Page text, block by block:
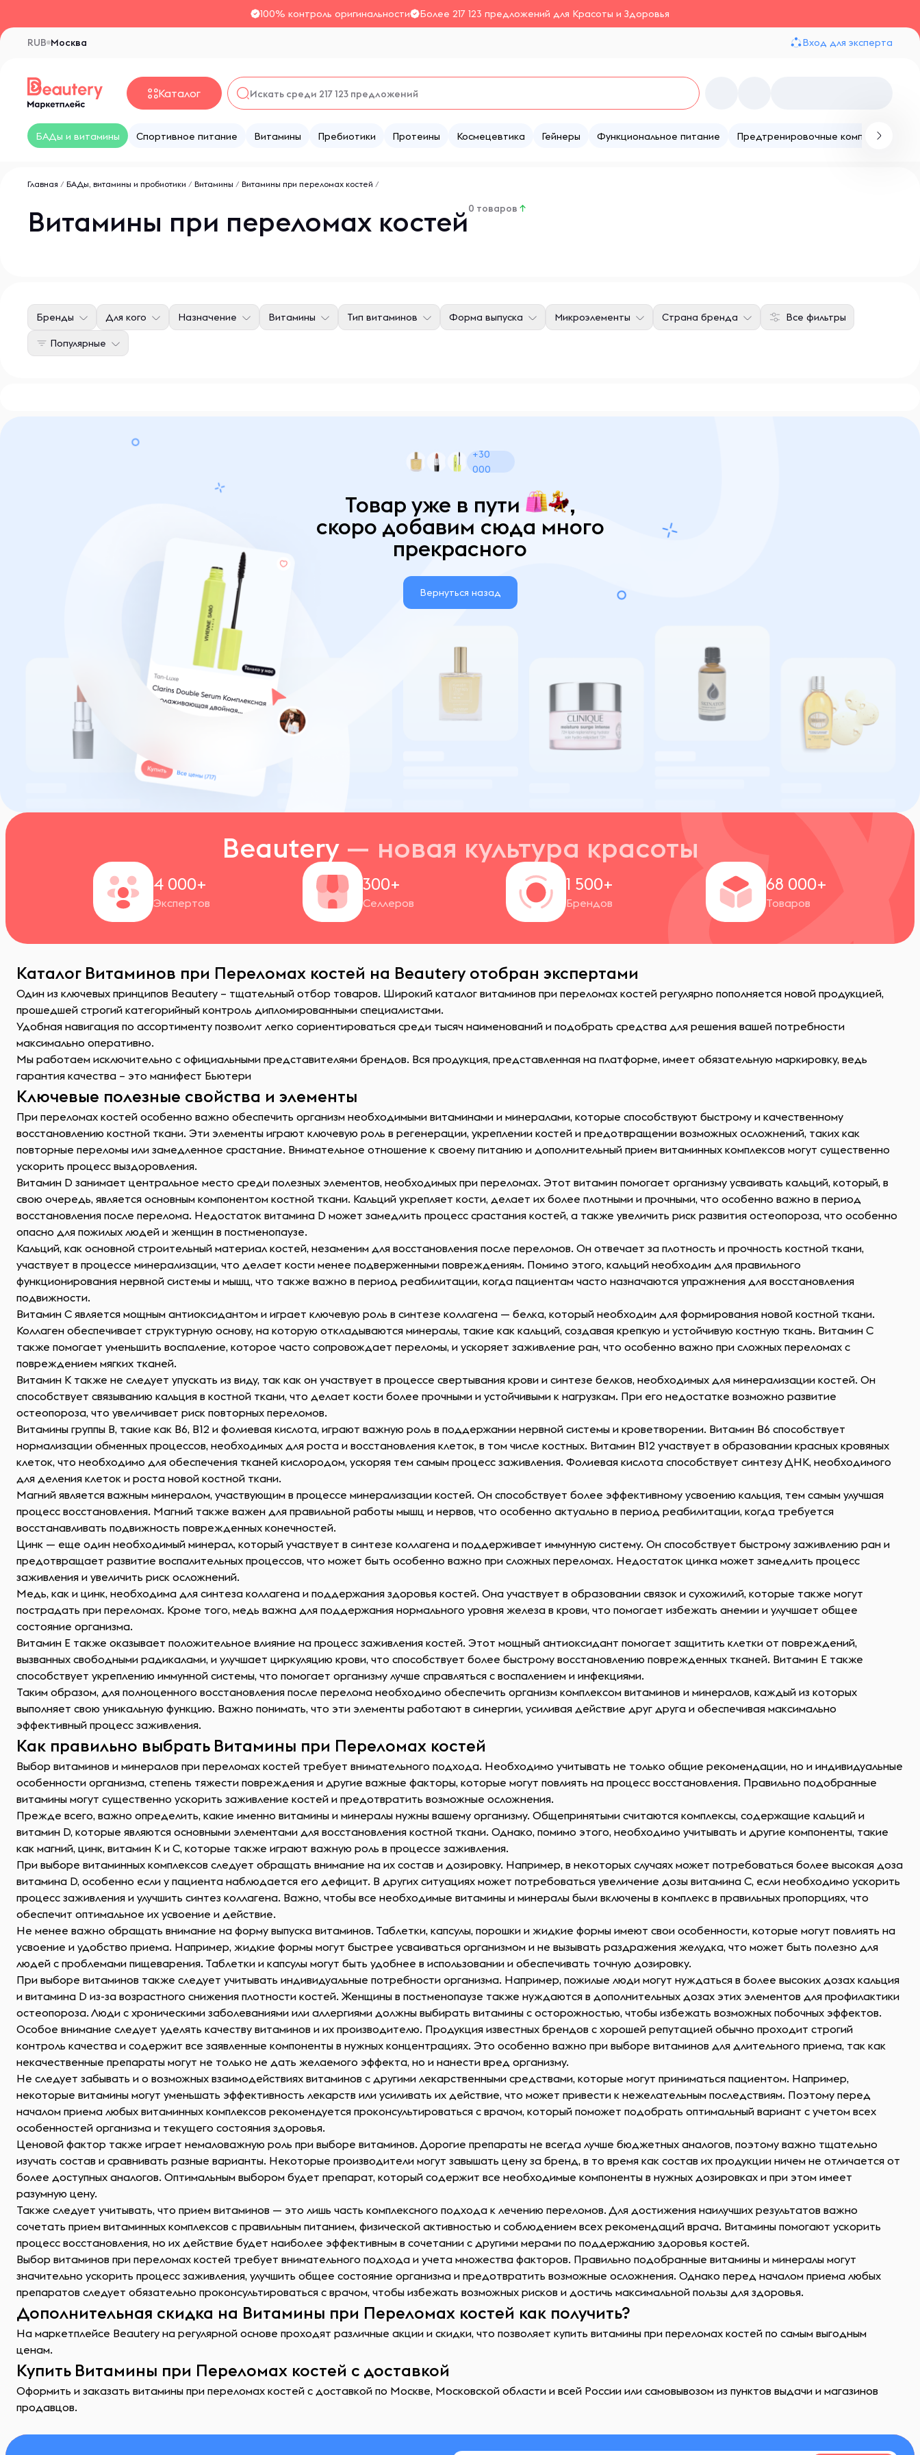
100% контроль оригинальности Более 217 123 предложений для Красоты и Здоровья
Москва
RUB Вход для эксперта
Каталог
БАДы и витамины Спортивное питание Витамины Пребиотики Протеины Космецевтика Гейнеры Функциональное питание Предтренировочные комплексы
Главная / БАДы, витамины и пробиотики / Витамины / Витамины при переломах костей /
Витамины при переломах костей0 товаров ↑
Все фильтры
Бренды Для кого Назначение Витамины Тип витаминов Форма выпуска Микроэлементы Страна бренда
Популярные
+30
000
Товар уже в пути ,
скоро добавим сюда много
прекрасного
Вернуться назад
Beautery — новая культура красоты
4 000+
Экспертов
300+
Селлеров
1 500+
Брендов
68 000+
Товаров
Каталог Витаминов при Переломах костей на Beautery отобран экспертами
Один из ключевых принципов Beautery – тщательный отбор товаров. Широкий каталог витаминов при переломах костей регулярно пополняется новой продукцией,
прошедшей строгий категорийный контроль дипломированными специалистами.
Удобная навигация по ассортименту позволит легко сориентироваться среди тысяч наименований и подобрать средства для решения вашей потребности
максимально оперативно.
Мы работаем исключительно с официальными представителями брендов. Вся продукция, представленная на платформе, имеет обязательную маркировку, ведь
гарантия качества – это манифест Бьютери
Ключевые полезные свойства и элементы
При переломах костей особенно важно обеспечить организм необходимыми витаминами и минералами, которые способствуют быстрому и качественному
восстановлению костной ткани. Эти элементы играют ключевую роль в регенерации, укреплении костей и предотвращении возможных осложнений, таких как
повторные переломы или замедленное срастание. Внимательное отношение к своему питанию и дополнительный прием витаминных комплексов могут существенно
ускорить процесс выздоровления.
Витамин D занимает центральное место среди полезных элементов, необходимых при переломах. Этот витамин помогает организму усваивать кальций, который, в
свою очередь, является основным компонентом костной ткани. Кальций укрепляет кости, делает их более плотными и прочными, что особенно важно в период
восстановления после перелома. Недостаток витамина D может замедлить процесс срастания костей, а также увеличить риск развития остеопороза, что особенно
опасно для пожилых людей и женщин в постменопаузе.
Кальций, как основной строительный материал костей, незаменим для восстановления после переломов. Он отвечает за плотность и прочность костной ткани,
участвует в процессе минерализации, что делает кости менее подверженными повреждениям. Помимо этого, кальций необходим для правильного
функционирования нервной системы и мышц, что также важно в период реабилитации, когда пациентам часто назначаются упражнения для восстановления
подвижности.
Витамин C является мощным антиоксидантом и играет ключевую роль в синтезе коллагена — белка, который необходим для формирования новой костной ткани.
Коллаген обеспечивает структурную основу, на которую откладываются минералы, такие как кальций, создавая крепкую и устойчивую костную ткань. Витамин C
также помогает уменьшить воспаление, которое часто сопровождает переломы, и ускоряет заживление ран, что особенно важно при сложных переломах с
повреждением мягких тканей.
Витамин K также не следует упускать из виду, так как он участвует в процессе свертывания крови и синтезе белков, необходимых для минерализации костей. Он
способствует связыванию кальция в костной ткани, что делает кости более прочными и устойчивыми к нагрузкам. При его недостатке возможно развитие
остеопороза, что увеличивает риск повторных переломов.
Витамины группы B, такие как B6, B12 и фолиевая кислота, играют важную роль в поддержании нервной системы и кроветворении. Витамин B6 способствует
нормализации обменных процессов, необходимых для роста и восстановления клеток, в том числе костных. Витамин B12 участвует в образовании красных кровяных
клеток, что необходимо для обеспечения тканей кислородом, ускоряя тем самым процесс заживления. Фолиевая кислота способствует синтезу ДНК, необходимого
для деления клеток и роста новой костной ткани.
Магний является важным минералом, участвующим в процессе минерализации костей. Он способствует более эффективному усвоению кальция, тем самым улучшая
процесс восстановления. Магний также важен для правильной работы мышц и нервов, что особенно актуально в период реабилитации, когда требуется
восстанавливать подвижность поврежденных конечностей.
Цинк — еще один необходимый минерал, который участвует в синтезе коллагена и поддерживает иммунную систему. Он способствует быстрому заживлению ран и
предотвращает развитие воспалительных процессов, что может быть особенно важно при сложных переломах. Недостаток цинка может замедлить процесс
заживления и увеличить риск осложнений.
Медь, как и цинк, необходима для синтеза коллагена и поддержания здоровья костей. Она участвует в образовании связок и сухожилий, которые также могут
пострадать при переломах. Кроме того, медь важна для поддержания нормального уровня железа в крови, что помогает избежать анемии и улучшает общее
состояние организма.
Витамин E также оказывает положительное влияние на процесс заживления костей. Этот мощный антиоксидант помогает защитить клетки от повреждений,
вызванных свободными радикалами, и улучшает циркуляцию крови, что способствует более быстрому восстановлению поврежденных тканей. Витамин E также
способствует укреплению иммунной системы, что помогает организму лучше справляться с воспалением и инфекциями.
Таким образом, для полноценного восстановления после перелома необходимо обеспечить организм комплексом витаминов и минералов, каждый из которых
выполняет свою уникальную функцию. Важно понимать, что эти элементы работают в синергии, усиливая действие друг друга и обеспечивая максимально
эффективный процесс заживления.
Как правильно выбрать Витамины при Переломах костей
Выбор витаминов и минералов при переломах костей требует внимательного подхода. Необходимо учитывать не только общие рекомендации, но и индивидуальные
особенности организма, степень тяжести повреждения и другие важные факторы, которые могут повлиять на процесс восстановления. Правильно подобранные
витамины могут существенно ускорить заживление костей и предотвратить возможные осложнения.
Прежде всего, важно определить, какие именно витамины и минералы нужны вашему организму. Общепринятыми считаются комплексы, содержащие кальций и
витамин D, которые являются основными элементами для восстановления костной ткани. Однако, помимо этого, необходимо учитывать и другие компоненты, такие
как магний, цинк, витамин K и C, которые также играют важную роль в процессе заживления.
При выборе витаминных комплексов следует обращать внимание на их состав и дозировку. Например, в некоторых случаях может потребоваться более высокая доза
витамина D, особенно если у пациента наблюдается его дефицит. В других ситуациях может потребоваться увеличение дозы витамина C, если необходимо ускорить
процесс заживления и улучшить синтез коллагена. Важно, чтобы все необходимые витамины и минералы были включены в комплекс в правильных пропорциях, что
обеспечит оптимальное их усвоение и действие.
Не менее важно обращать внимание на форму выпуска витаминов. Таблетки, капсулы, порошки и жидкие формы имеют свои особенности, которые могут повлиять на
усвоение и удобство приема. Например, жидкие формы могут быстрее усваиваться организмом и не вызывать раздражения желудка, что может быть полезно для
людей с проблемами пищеварения. Таблетки и капсулы могут быть удобнее в использовании и обеспечивать точную дозировку.
При выборе витаминов также следует учитывать индивидуальные потребности организма. Например, пожилые люди могут нуждаться в более высоких дозах кальция
и витамина D из-за возрастного снижения плотности костей. Женщины в постменопаузе также нуждаются в дополнительных дозах этих элементов для профилактики
остеопороза. Люди с хроническими заболеваниями или аллергиями должны выбирать витамины с осторожностью, чтобы избежать возможных побочных эффектов.
Особое внимание следует уделять качеству витаминов и их производителю. Продукция известных брендов с хорошей репутацией обычно проходит строгий
контроль качества и содержит все заявленные компоненты в нужных концентрациях. Это особенно важно при выборе витаминов для длительного приема, так как
некачественные препараты могут не только не дать желаемого эффекта, но и нанести вред организму.
Не следует забывать и о возможных взаимодействиях витаминов с другими лекарственными средствами, которые могут приниматься пациентом. Например,
некоторые витамины могут уменьшать эффективность лекарств или усиливать их действие, что может привести к нежелательным последствиям. Поэтому перед
началом приема любых витаминных комплексов рекомендуется проконсультироваться с врачом, который поможет подобрать оптимальный вариант с учетом всех
особенностей организма и текущего состояния здоровья.
Ценовой фактор также играет немаловажную роль при выборе витаминов. Дорогие препараты не всегда лучше бюджетных аналогов, поэтому важно тщательно
изучать состав и сравнивать разные варианты. Некоторые производители могут завышать цену за бренд, в то время как состав их продукции ничем не отличается от
более доступных аналогов. Оптимальным выбором будет препарат, который содержит все необходимые компоненты в нужных дозировках и при этом имеет
разумную цену.
Также следует учитывать, что прием витаминов — это лишь часть комплексного подхода к лечению переломов. Для достижения наилучших результатов важно
сочетать прием витаминных комплексов с правильным питанием, физической активностью и соблюдением всех рекомендаций врача. Витамины помогают ускорить
процесс восстановления, но их действие будет наиболее эффективным в сочетании с другими мерами по поддержанию здоровья костей.
Выбор витаминов при переломах костей требует внимательного подхода и учета множества факторов. Правильно подобранные витамины и минералы могут
значительно ускорить процесс заживления, улучшить общее состояние организма и предотвратить возможные осложнения. Однако перед началом приема любых
препаратов следует обязательно проконсультироваться с врачом, чтобы избежать возможных рисков и достичь максимальной пользы для здоровья.
Дополнительная скидка на Витамины при Переломах костей как получить?
На маркетплейсе Beautery на регулярной основе проходят различные акции и скидки, что позволяет купить витамины при переломах костей по самым выгодным
ценам.
Купить Витамины при Переломах костей с доставкой
Оформить и заказать витамины при переломах костей с доставкой по Москве, Московской области и всей России или самовывозом из пунктов выдачи и магазинов
продавцов.